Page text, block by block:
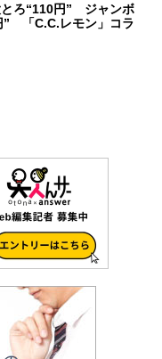
とろ“110円” ジャンボ
” 「C.C.レモン」コラ